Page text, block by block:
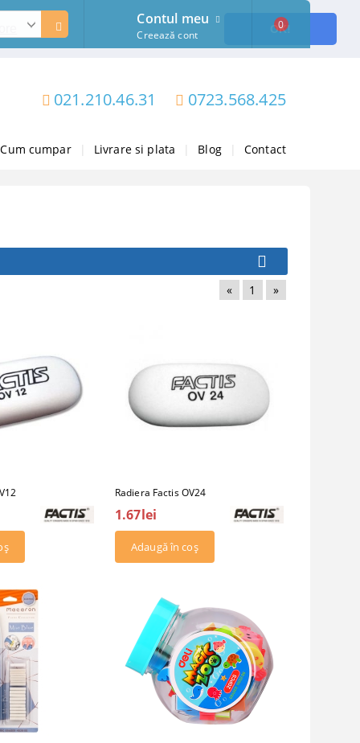
OK!
021.210.46.31 0723.568.425
Cum cumpar Livrare si plata Blog Contact
Contul meu
Creează cont
0
« 1 »
Radiera Factis OV24
1.67lei